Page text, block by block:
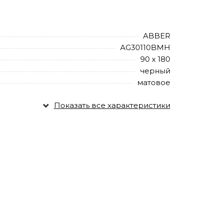
ABBER
AG30110BMH
90 х 180
черный
матовое
Показать все характеристики